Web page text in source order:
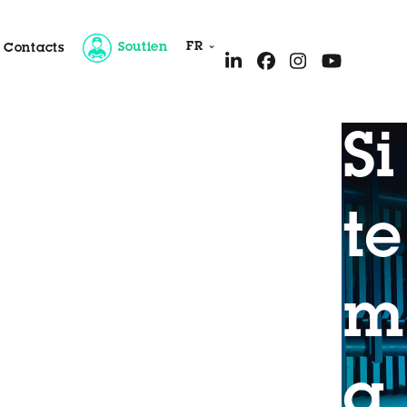
Contacts Soutien FR
Si
te
m